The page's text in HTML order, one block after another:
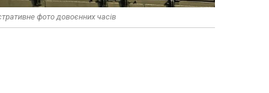
фото довоєнних часів